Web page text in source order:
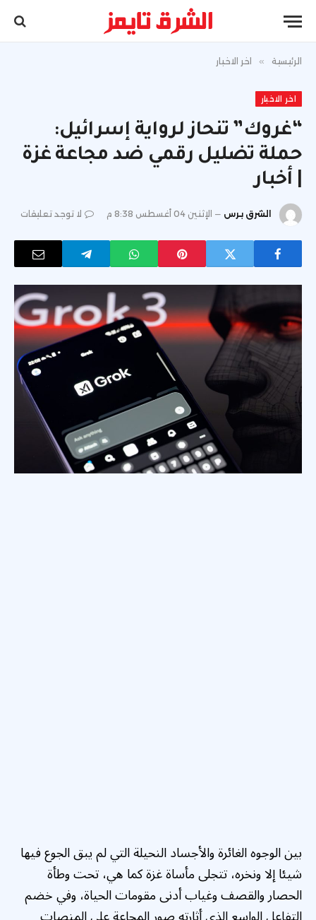
الرئيسية » اخر الاخبار
اخر الاخبار
“غروك” تنحاز لرواية إسرائيل:
حملة تضليل رقمي ضد مجاعة غزة
| أخبار
الشرق برس الإثنين 04 أغسطس 8:38 م لا توجد تعليقات
بين الوجوه الغائرة والأجساد النحيلة التي لم يبق الجوع فيها
شيئا إلا ونخره، تتجلى مأساة غزة كما هي، تحت وطأة
الحصار والقصف وغياب أدنى مقومات الحياة، وفي خضم